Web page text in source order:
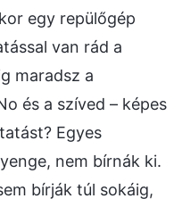
egy repülőgép
van rád a
maradsz a
és a szíved – képes
Egyes
nem bírnák ki.
bírják túl sokáig,